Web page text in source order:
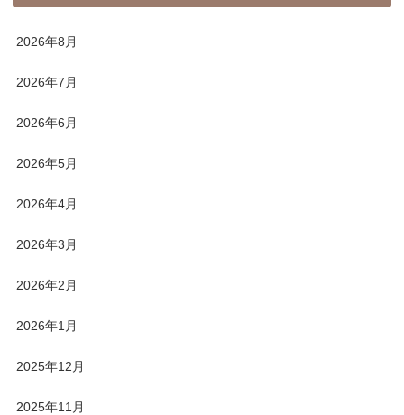
2026年8月
2026年7月
2026年6月
2026年5月
2026年4月
2026年3月
2026年2月
2026年1月
2025年12月
2025年11月